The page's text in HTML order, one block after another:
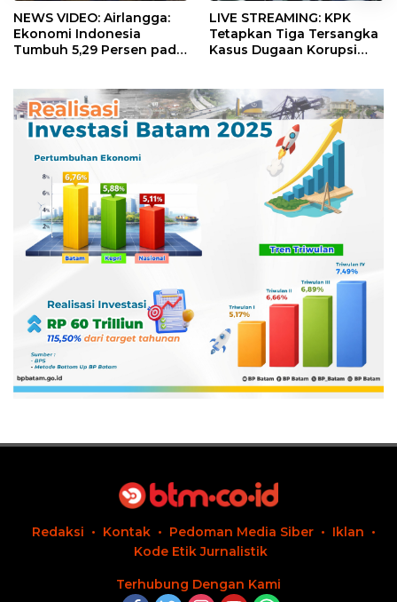
NEWS VIDEO: Airlangga:
Ekonomi Indonesia
Tumbuh 5,29 Persen pada
LIVE STREAMING: KPK
Tetapkan Tiga Tersangka
Kasus Dugaan Korupsi
Redaksi Kontak Pedoman Media Siber
Iklan
Kode Etik Jurnalistik
Terhubung Dengan Kami